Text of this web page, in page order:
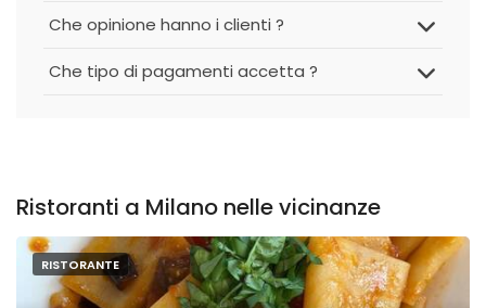
Che opinione hanno i clienti ?
Che tipo di pagamenti accetta ?
Ristoranti a Milano nelle vicinanze
RISTORANTE